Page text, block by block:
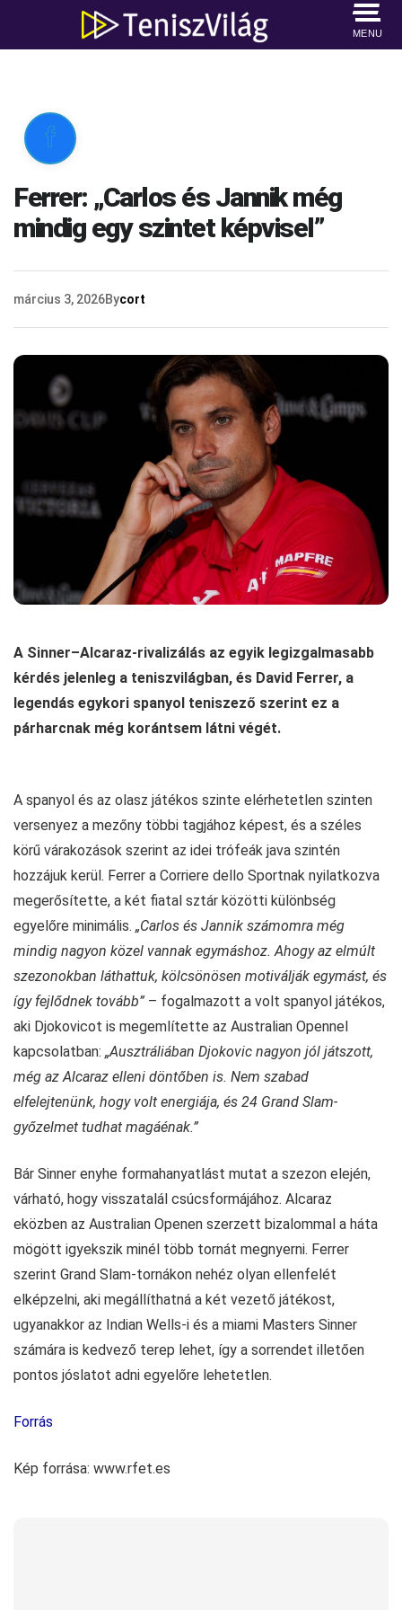
MENU

Ferrer: „Carlos és Jannik még
mindig egy szintet képvisel”
március 3, 2026Bycort
A Sinner–Alcaraz-rivalizálás az egyik legizgalmasabb
kérdés jelenleg a teniszvilágban, és David Ferrer, a
legendás egykori spanyol teniszező szerint ez a
párharcnak még korántsem látni végét.
A spanyol és az olasz játékos szinte elérhetetlen szinten
versenyez a mezőny többi tagjához képest, és a széles
körű várakozások szerint az idei trófeák java szintén
hozzájuk kerül. Ferrer a Corriere dello Sportnak nyilatkozva
megerősítette, a két fiatal sztár közötti különbség
egyelőre minimális. „Carlos és Jannik számomra még
mindig nagyon közel vannak egymáshoz. Ahogy az elmúlt
szezonokban láthattuk, kölcsönösen motiválják egymást, és
így fejlődnek tovább” – fogalmazott a volt spanyol játékos,
aki Djokovicot is megemlítette az Australian Opennel
kapcsolatban: „Ausztráliában Djokovic nagyon jól játszott,
még az Alcaraz elleni döntőben is. Nem szabad
elfelejtenünk, hogy volt energiája, és 24 Grand Slam-
győzelmet tudhat magáénak.”
Bár Sinner enyhe formahanyatlást mutat a szezon elején,
várható, hogy visszatalál csúcsformájához. Alcaraz
eközben az Australian Openen szerzett bizalommal a háta
mögött igyekszik minél több tornát megnyerni. Ferrer
szerint Grand Slam-tornákon nehéz olyan ellenfelét
elképzelni, aki megállíthatná a két vezető játékost,
ugyanakkor az Indian Wells-i és a miami Masters Sinner
számára is kedvező terep lehet, így a sorrendet illetően
pontos jóslatot adni egyelőre lehetetlen.
Forrás
Kép forrása: www.rfet.es